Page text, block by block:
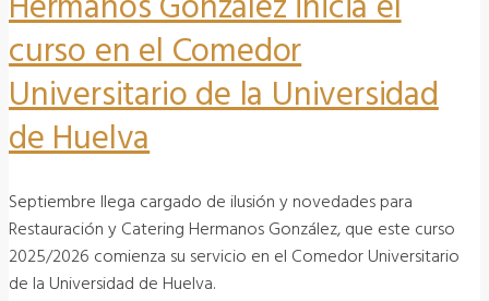
curso en el Comedor
Universitario de la Universidad
de Huelva
Septiembre llega cargado de ilusión y novedades para
Restauración y Catering Hermanos González, que este curso
2025/2026 comienza su servicio en el Comedor Universitario
de la Universidad de Huelva.